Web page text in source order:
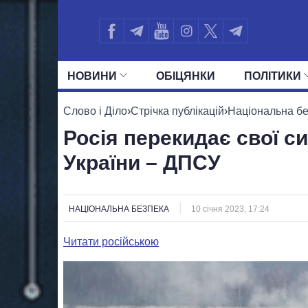
НОВИНИ ОБIЦЯНКИ ПОЛIТИКИ
УСІ ПОЛІТИКИ ПРЕЗИДЕНТ І
Слово і Діло›Стрічка публікацій›Національна
Росія перекидає свої
України – ДПСУ
НАЦІОНАЛЬНА БЕЗПЕКА 10 січня 2023, 17:24
Читати російською